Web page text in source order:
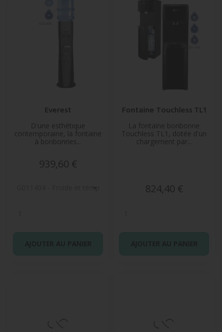
Everest
D'une esthétique
contemporaine, la fontaine
à bonbonnes...
Prix
939,60 €
Fontaine Touchless TL1
La fontaine bonbonne
Touchless TL1, dotée d'un
chargement par...
Prix
824,40 €